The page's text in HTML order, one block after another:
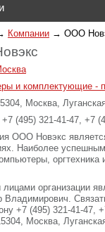
Компании → OOO
и комплектующие -
Москва,
(495) 321-41-47, +7
OOO Новэкс
Наиболее
организации
Владимирович.
+7 (495) 321-41-47,
Москва,